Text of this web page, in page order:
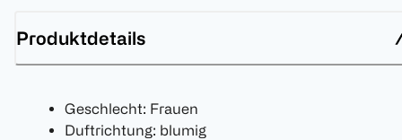
Produktdetails
Geschlecht: Frauen
Duftrichtung: blumig